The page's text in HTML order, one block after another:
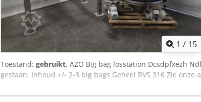
1 / 15
Toestand: gebruikt, AZO Big bag losstation Dcsdpfxezh
gestaan. Inhoud +/- 2-3 big bags Geheel RVS 316 Zie onze